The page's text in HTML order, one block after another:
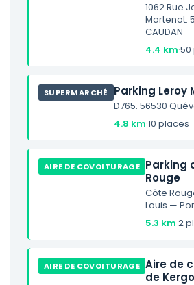
1062 Rue
Martenot.
CAUDAN
4.4 km·50
SUPERMARCHÉ Parking Leroy
D765. 56530
4.8 km·10 places
AIRE DE COVOITURAGE Parking
Rouge
Côte
Louis —
5.3 km·2
AIRE DE COVOITURAGE Aire de
de